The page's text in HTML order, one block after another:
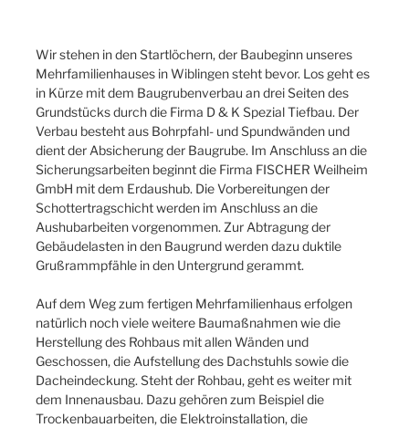
Wir stehen in den Startlöchern, der Baubeginn unseres
Mehrfamilienhauses in Wiblingen steht bevor. Los geht es
in Kürze mit dem Baugrubenverbau an drei Seiten des
Grundstücks durch die Firma D & K Spezial Tiefbau. Der
Verbau besteht aus Bohrpfahl- und Spundwänden und
dient der Absicherung der Baugrube. Im Anschluss an die
Sicherungsarbeiten beginnt die Firma FISCHER Weilheim
GmbH mit dem Erdaushub. Die Vorbereitungen der
Schottertragschicht werden im Anschluss an die
Aushubarbeiten vorgenommen. Zur Abtragung der
Gebäudelasten in den Baugrund werden dazu duktile
Grußrammpfähle in den Untergrund gerammt.
Auf dem Weg zum fertigen Mehrfamilienhaus erfolgen
natürlich noch viele weitere Baumaßnahmen wie die
Herstellung des Rohbaus mit allen Wänden und
Geschossen, die Aufstellung des Dachstuhls sowie die
Dacheindeckung. Steht der Rohbau, geht es weiter mit
dem Innenausbau. Dazu gehören zum Beispiel die
Trockenbauarbeiten, die Elektroinstallation, die